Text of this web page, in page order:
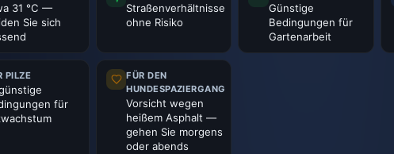
31 °C —
Sie sich
Straßenverhältnisse
ohne Risiko
Günstige
Bedingungen für
Gartenarbeit
PILZE
für
FÜR DEN
HUNDESPAZIERGANG
Vorsicht wegen
heißem Asphalt —
gehen Sie morgens
oder abends